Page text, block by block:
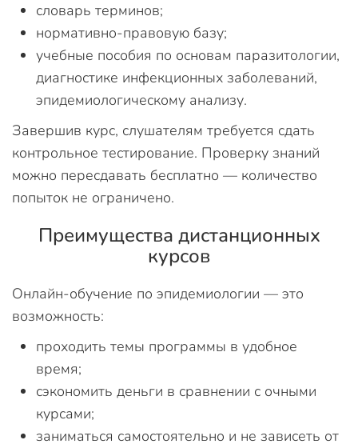
словарь терминов;
нормативно-правовую базу;
учебные пособия по основам паразитологии,
диагностике инфекционных заболеваний,
эпидемиологическому анализу.
Завершив курс, слушателям требуется сдать
контрольное тестирование. Проверку знаний
можно пересдавать бесплатно — количество
попыток не ограничено.
Преимущества дистанционных
курсов
Онлайн-обучение по эпидемиологии — это
возможность:
проходить темы программы в удобное
время;
сэкономить деньги в сравнении с очными
курсами;
заниматься самостоятельно и не зависеть от